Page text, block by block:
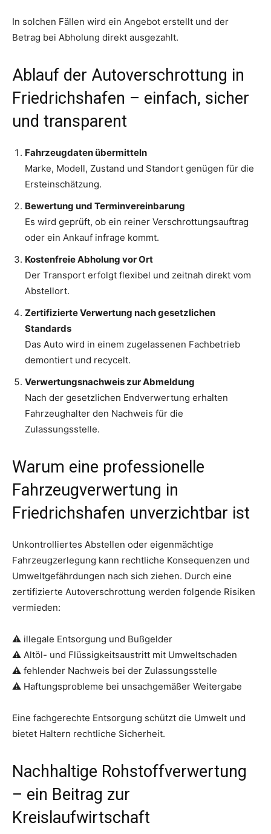
In solchen Fällen wird ein Angebot erstellt und der
Betrag bei Abholung direkt ausgezahlt.
Ablauf der Autoverschrottung in
Friedrichshafen – einfach, sicher
und transparent
Fahrzeugdaten übermitteln
Marke, Modell, Zustand und Standort genügen für die
Ersteinschätzung.
Bewertung und Terminvereinbarung
Es wird geprüft, ob ein reiner Verschrottungsauftrag
oder ein Ankauf infrage kommt.
Kostenfreie Abholung vor Ort
Der Transport erfolgt flexibel und zeitnah direkt vom
Abstellort.
Zertifizierte Verwertung nach gesetzlichen
Standards
Das Auto wird in einem zugelassenen Fachbetrieb
demontiert und recycelt.
Verwertungsnachweis zur Abmeldung
Nach der gesetzlichen Endverwertung erhalten
Fahrzeughalter den Nachweis für die
Zulassungsstelle.
Warum eine professionelle
Fahrzeugverwertung in
Friedrichshafen unverzichtbar ist
Unkontrolliertes Abstellen oder eigenmächtige
Fahrzeugzerlegung kann rechtliche Konsequenzen und
Umweltgefährdungen nach sich ziehen. Durch eine
zertifizierte Autoverschrottung werden folgende Risiken
vermieden:
⚠ illegale Entsorgung und Bußgelder
⚠ Altöl- und Flüssigkeitsaustritt mit Umweltschaden
⚠ fehlender Nachweis bei der Zulassungsstelle
⚠ Haftungsprobleme bei unsachgemäßer Weitergabe
Eine fachgerechte Entsorgung schützt die Umwelt und
bietet Haltern rechtliche Sicherheit.
Nachhaltige Rohstoffverwertung
– ein Beitrag zur
Kreislaufwirtschaft